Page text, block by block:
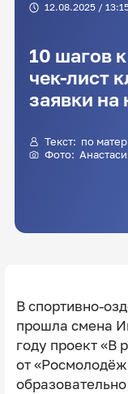
12.08.2025 /
10 шагов
чек-лист
заявки на
Текст: по
Фото:
В спортивно-
прошла смена
году проект «В
от